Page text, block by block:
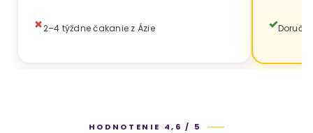
2–4 týždne čakanie z Ázie
HODNOTENIE 4,6 / 5